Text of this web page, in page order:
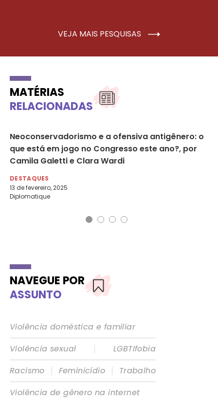
VEJA MAIS PESQUISAS
MATÉRIAS
RELACIONADAS
Neoconservadorismo e a ofensiva antigênero: o
que está em jogo no Congresso este ano?, por
Camila Galetti e Clara Wardi
DESTAQUES
13 de fevereiro, 2025
Diplomatique
NAVEGUE POR
ASSUNTO
Violência doméstica e familiar
Violência sexual
|
LGBTIfobia
Racismo
| Feminicídio |
Trabalho
Violência de gênero na internet